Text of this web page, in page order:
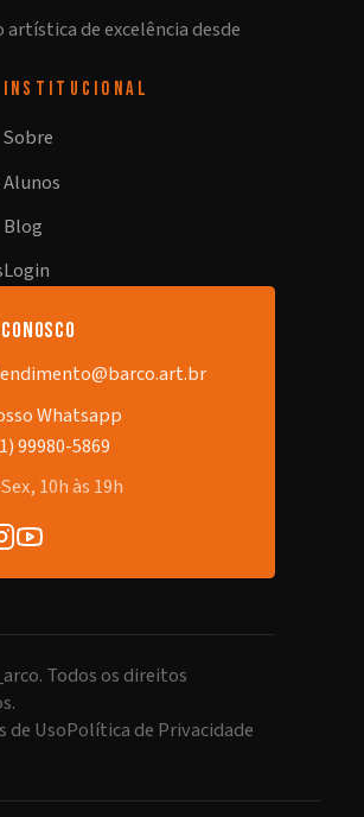
artística de excelência desde
INSTITUCIONAL
Sobre
Alunos
Blog
Login
Whatsapp
99980-5869
10h às 19h
Todos os direitos
de UsoPolítica de Privacidade